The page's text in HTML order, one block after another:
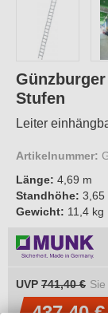
Stufen
Leiter
Artikelnummer:
Länge: 4,69 m
Standhöhe: 3,65
Gewicht: 11,4 kg
UVP 741,40 €
437,40 €